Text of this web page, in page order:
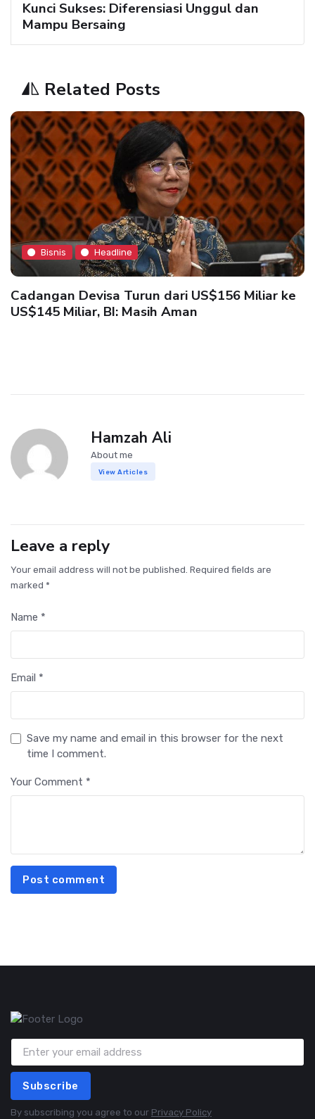
Kunci Sukses: Diferensiasi Unggul dan
Mampu Bersaing
Related Posts
Bisnis Headline
Cadangan Devisa Turun dari US$156 Miliar ke
US$145 Miliar, BI: Masih Aman
Hamzah Ali
About me
View Articles
Leave a reply
Your email address will not be published. Required fields are
marked *
Name *
Email *
Save my name and email in this browser for the next
time I comment.
Your Comment *
Post comment
Subscribe
By subscribing you agree to our Privacy Policy